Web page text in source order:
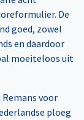
De
goed, zowel
en daardoor
moeiteloos uit
voor
ploeg